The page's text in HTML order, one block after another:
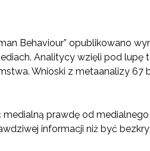
Behaviour” opublikowano
Analitycy wzięli pod
Wnioski z metaanalizy
prawdę od
informacji niż być